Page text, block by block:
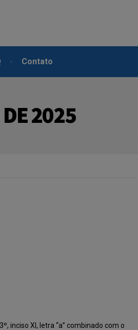
Contato
2025
inciso XI, letra “a” combinado com o